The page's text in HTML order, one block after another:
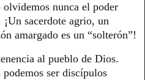
nunca el poder
sacerdote agrio, un
amargado es un “solterón”!
al pueblo de Dios.
ser discípulos